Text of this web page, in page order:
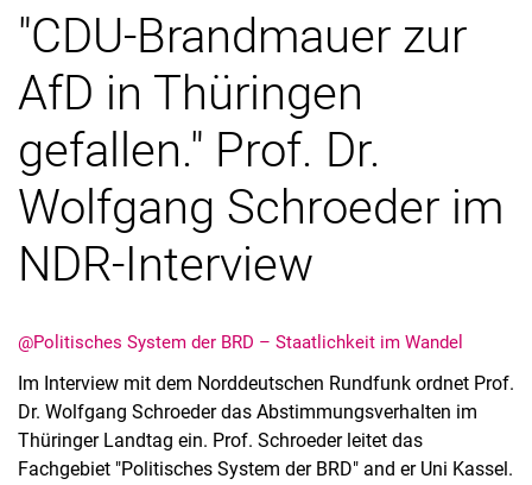
Alle Meldungen
"CDU-Brandmauer zur
AfD in Thüringen
gefallen." Prof. Dr.
Wolfgang Schroeder im
NDR-Interview
@Politisches System der BRD – Staatlichkeit im Wandel
Im Interview mit dem Norddeutschen Rundfunk ordnet Prof.
Dr. Wolfgang Schroeder das Abstimmungsverhalten im
Thüringer Landtag ein. Prof. Schroeder leitet das
Fachgebiet "Politisches System der BRD" and er Uni Kassel.